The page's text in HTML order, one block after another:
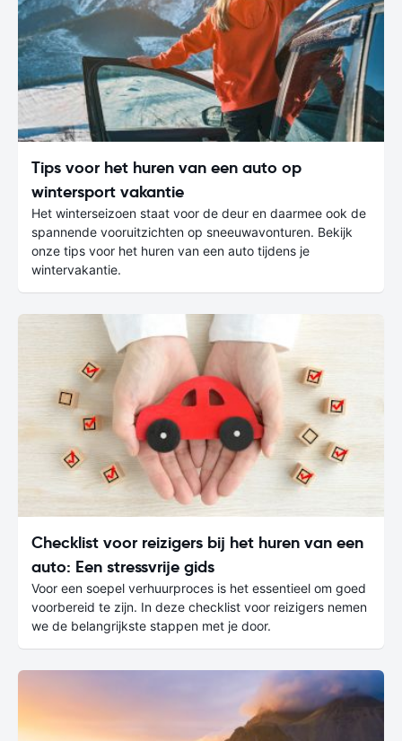
Tips voor het huren van een auto op
wintersport vakantie
Het winterseizoen staat voor de deur en daarmee ook de
spannende vooruitzichten op sneeuwavonturen. Bekijk
onze tips voor het huren van een auto tijdens je
wintervakantie.
Checklist voor reizigers bij het huren van een
auto: Een stressvrije gids
Voor een soepel verhuurproces is het essentieel om goed
voorbereid te zijn. In deze checklist voor reizigers nemen
we de belangrijkste stappen met je door.